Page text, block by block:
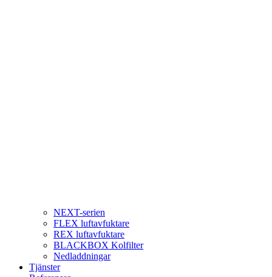
NEXT-serien
FLEX luftavfuktare
REX luftavfuktare
BLACKBOX Kolfilter
Nedladdningar
Tjänster